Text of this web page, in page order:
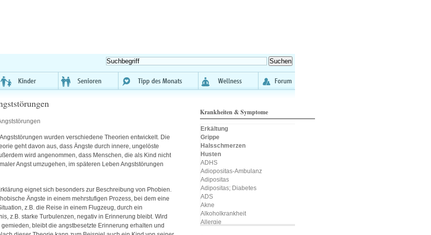
wurden verschiedene Theorien entwickelt. Die
geht davon aus, dass Ängste durch innere, ungelöste
wird angenommen, dass Menschen, die als Kind nicht
Angst umzugehen, im späteren Leben Angststörungen
eignet sich besonders zur Beschreibung von Phobien.
Ängste in einem mehrstufigen Prozess, bei dem eine
z.B. die Reise in einem Flugzeug, durch ein
z.B. starke Turbulenzen, negativ in Erinnerung bleibt. Wird
bleibt die angstbesetzte Erinnerung erhalten und
Krankheiten & Symptome
Erkältung
Grippe
Halsschmerzen
Husten
ADHS
Adiopositas-Ambulanz
Adipositas
Adipositas; Diabetes
ADS
Akne
Alkoholkrankheit
Allergie